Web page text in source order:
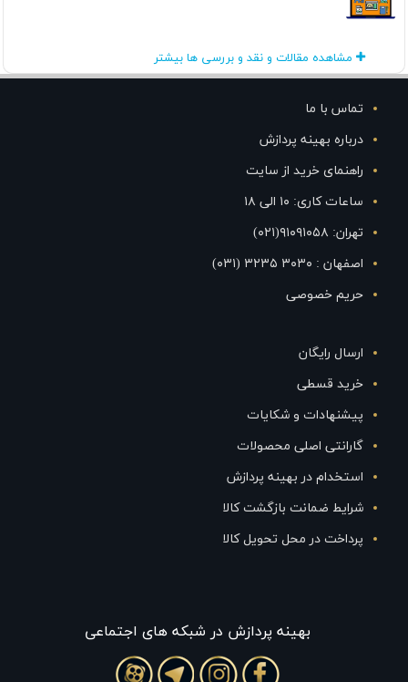
مشاهده مقالات و نقد و بررسی ها بیشتر
تماس با ما
درباره بهینه پردازش
راهنمای خرید از سایت
ساعات کاری: ۱۰ الی ۱۸
تهران: ۹۱۰۹۱۰۵۸(۰۲۱)
اصفهان : ۳۰۳۰ ۳۲۳۵ (۰۳۱)
حریم خصوصی
ارسال رایگان
خرید قسطی
پیشنهادات و شکایات
گارانتی اصلی محصولات
استخدام در بهینه پردازش
شرایط ضمانت بازگشت کالا
پرداخت در محل تحویل کالا
بهينه پردازش در شبکه های اجتماعی